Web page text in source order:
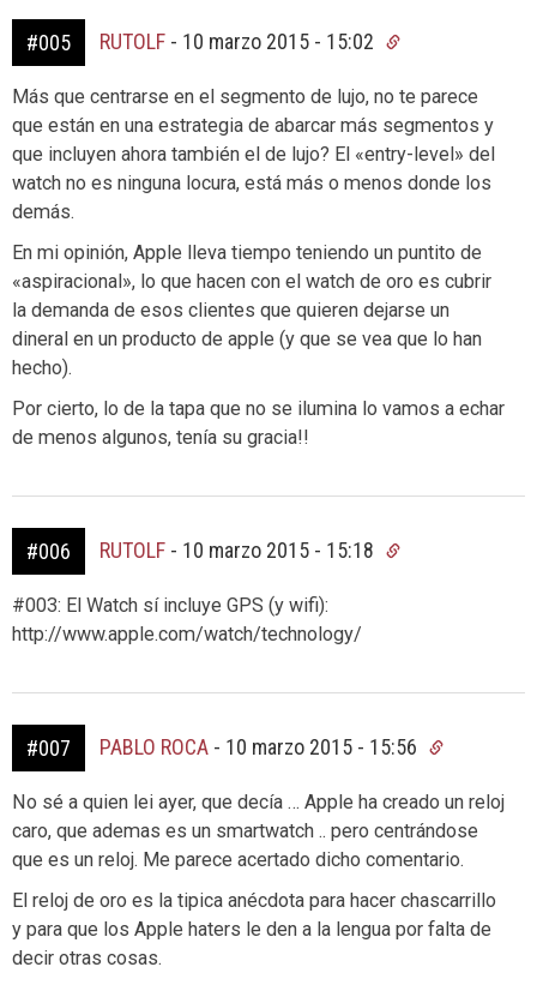
#005 RUTOLF - 10 marzo 2015 - 15:02
Más que centrarse en el segmento de lujo, no te parece
que están en una estrategia de abarcar más segmentos y
que incluyen ahora también el de lujo? El «entry-level» del
watch no es ninguna locura, está más o menos donde los
demás.
En mi opinión, Apple lleva tiempo teniendo un puntito de
«aspiracional», lo que hacen con el watch de oro es cubrir
la demanda de esos clientes que quieren dejarse un
dineral en un producto de apple (y que se vea que lo han
hecho).
Por cierto, lo de la tapa que no se ilumina lo vamos a echar
de menos algunos, tenía su gracia!!
#006 RUTOLF - 10 marzo 2015 - 15:18
#003: El Watch sí incluye GPS (y wifi):
http://www.apple.com/watch/technology/
#007 PABLO ROCA - 10 marzo 2015 - 15:56
No sé a quien lei ayer, que decía … Apple ha creado un reloj
caro, que ademas es un smartwatch .. pero centrándose
que es un reloj. Me parece acertado dicho comentario.
El reloj de oro es la tipica anécdota para hacer chascarrillo
y para que los Apple haters le den a la lengua por falta de
decir otras cosas.